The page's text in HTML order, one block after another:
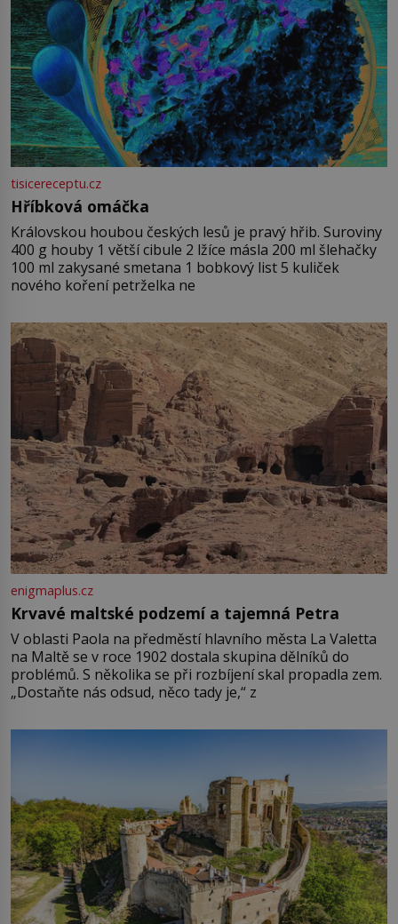
tisicereceptu.cz
Hříbková omáčka
Královskou houbou českých lesů je pravý hřib. Suroviny
400 g houby 1 větší cibule 2 lžíce másla 200 ml šlehačky
100 ml zakysané smetana 1 bobkový list 5 kuliček
nového koření petrželka ne
enigmaplus.cz
Krvavé maltské podzemí a tajemná Petra
V oblasti Paola na předměstí hlavního města La Valetta
na Maltě se v roce 1902 dostala skupina dělníků do
problémů. S několika se při rozbíjení skal propadla zem.
„Dostaňte nás odsud, něco tady je,“ z